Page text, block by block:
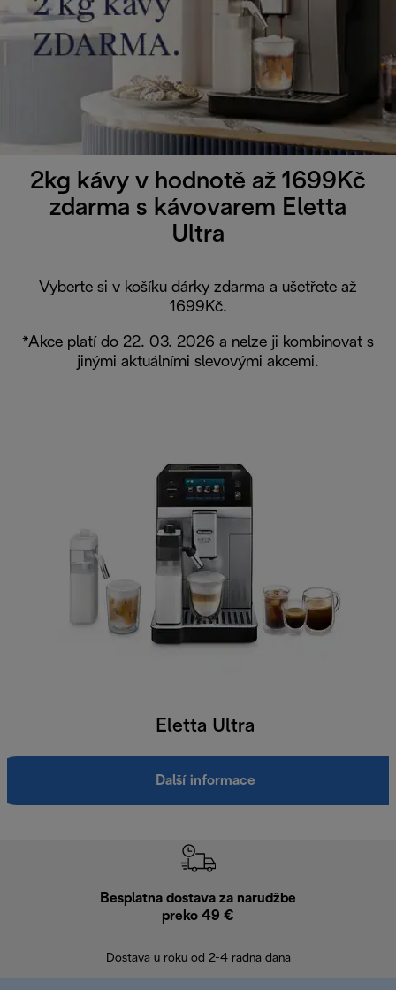
2kg kávy v hodnotě až 1699Kč
zdarma s kávovarem Eletta
Ultra
Vyberte si v košíku dárky zdarma a ušetřete až
1699Kč.
*Akce platí do 22. 03. 2026 a nelze ji kombinovat s
jinými aktuálními slevovými akcemi.
Eletta Ultra
Další informace
Besplatna dostava za narudžbe
preko 49 €
Dostava u roku od 2-4 radna dana